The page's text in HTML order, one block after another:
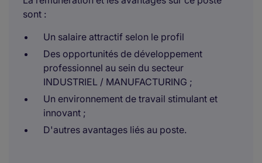
sont :
Un salaire attractif selon le profil
Des opportunités de développement
professionnel au sein du secteur
INDUSTRIEL / MANUFACTURING ;
Un environnement de travail stimulant et
innovant ;
D'autres avantages liés au poste.